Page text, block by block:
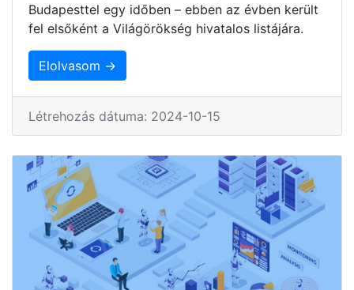
Budapesttel egy időben – ebben az évben került
fel elsőként a Világörökség hivatalos listájára.
Elolvasom →
Létrehozás dátuma: 2024-10-15